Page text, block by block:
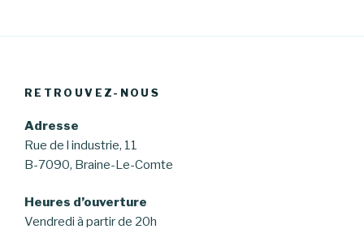
RETROUVEZ-NOUS
Adresse
Rue de l industrie, 11
B-7090, Braine-Le-Comte
Heures d’ouverture
Vendredi à partir de 20h